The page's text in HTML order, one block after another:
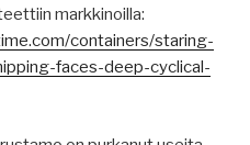
markkinoilla:
containers/staring-
faces-deep-cyclical-